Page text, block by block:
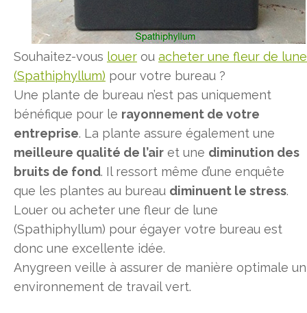
Souhaitez-vous louer ou acheter une fleur de lune
(Spathiphyllum) pour votre bureau ?
Une plante de bureau n’est pas uniquement
bénéfique pour le rayonnement de votre
entreprise. La plante assure également une
meilleure qualité de l’air et une diminution des
bruits de fond. Il ressort même d’une enquête
que les plantes au bureau diminuent le stress.
Louer ou acheter une fleur de lune
(Spathiphyllum) pour égayer votre bureau est
donc une excellente idée.
Anygreen veille à assurer de manière optimale un
environnement de travail vert.